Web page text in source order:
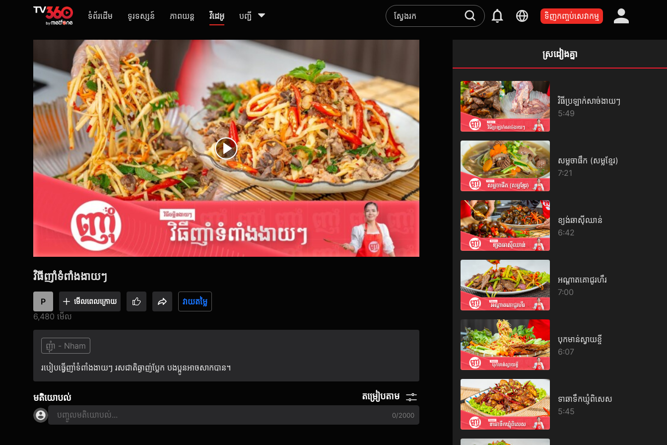
ទំព័រដើម ទូរទស្សន៍ ភាពយន្ត វីដេអូ បញ្ជី ទិញកញ្ចប់សេវាកម្ម
វិធីញាំទំពាំងងាយៗ
P មើល​ពេលក្រោយ
វាយតម្លៃ
6,480 មើល
ញុំា - Nham
របៀបធ្វើញាំទំពាំងងាយៗ រសជាតិឆ្ងាញ់ប្លែក បងប្អូនអាចសាកបាន។
មតិយោបល់ តម្រៀបតាម
បញ្ចូលមតិយោបល់... 0/2000
ស្រដៀងគ្នា
វិធីប្រឡាក់សាច់ងាយៗ
5:49
សម្លចាផឹក (សម្លខ្មែរ)
7:21
ខ្យង់ឆាស៊ីឈាន់
6:42
អណ្តាតគោជូរហឹរ
7:00
បុកមាន់ស្វាយខ្ចី
6:07
ទាឆាទឹកឃ្មុំពិសេស
5:45